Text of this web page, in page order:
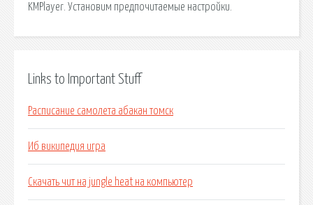
KMPlayer. Установим предпочитаемые настройки.
Links to Important Stuff
Расписание самолета абакан томск
Иб википедия игра
Скачать чит на jungle heat на компьютер